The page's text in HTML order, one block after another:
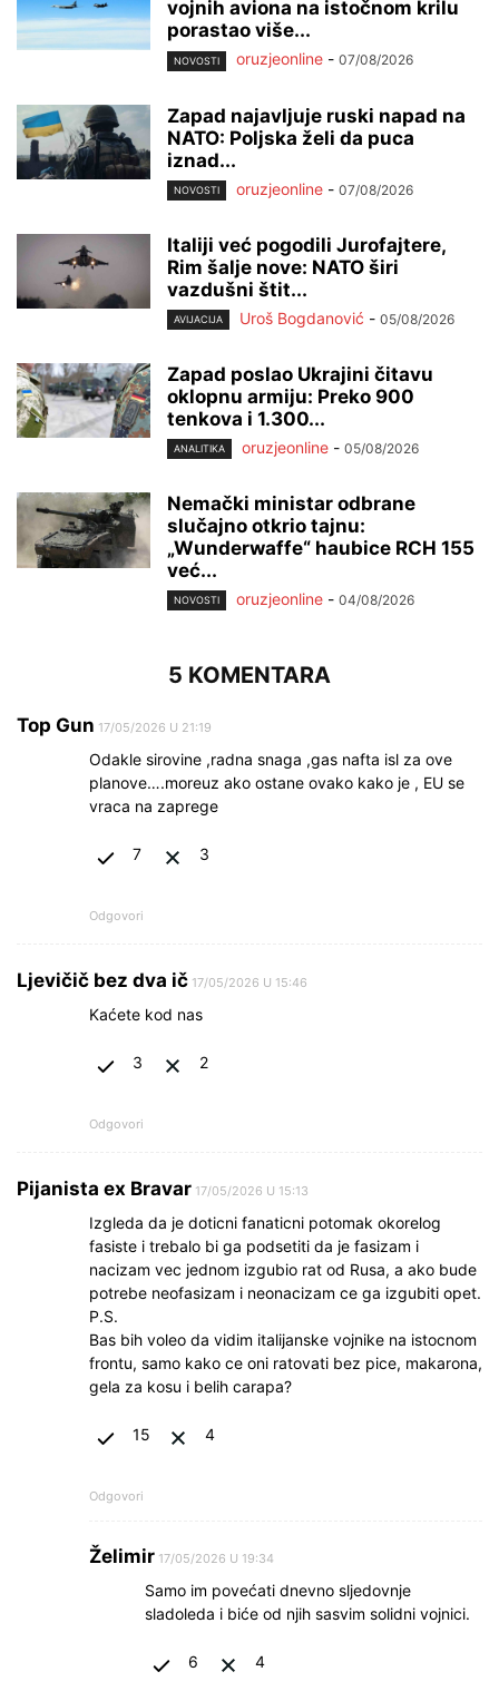
vojnih aviona na istočnom krilu
porastao više...
NOVOSTI oruzjeonline - 07/08/2026
Zapad najavljuje ruski napad na
NATO: Poljska želi da puca
iznad...
NOVOSTI oruzjeonline - 07/08/2026
Italiji već pogodili Jurofajtere,
Rim šalje nove: NATO širi
vazdušni štit...
AVIJACIJA Uroš Bogdanović - 05/08/2026
Zapad poslao Ukrajini čitavu
oklopnu armiju: Preko 900
tenkova i 1.300...
ANALITIKA oruzjeonline - 05/08/2026
Nemački ministar odbrane
slučajno otkrio tajnu:
„Wunderwaffe“ haubice RCH 155
već...
NOVOSTI oruzjeonline - 04/08/2026
5 KOMENTARA
Top Gun 17/05/2026 U 21:19
Odakle sirovine ,radna snaga ,gas nafta isl za ove
planove….moreuz ako ostane ovako kako je , EU se
vraca na zaprege
7 3
Odgovori
Ljevičič bez dva ič 17/05/2026 U 15:46
Kaćete kod nas
3 2
Odgovori
Pijanista ex Bravar 17/05/2026 U 15:13
Izgleda da je doticni fanaticni potomak okorelog
fasiste i trebalo bi ga podsetiti da je fasizam i
nacizam vec jednom izgubio rat od Rusa, a ako bude
potrebe neofasizam i neonacizam ce ga izgubiti opet.
P.S.
Bas bih voleo da vidim italijanske vojnike na istocnom
frontu, samo kako ce oni ratovati bez pice, makarona,
gela za kosu i belih carapa?
15 4
Odgovori
Želimir 17/05/2026 U 19:34
Samo im povećati dnevno sljedovnje
sladoleda i biće od njih sasvim solidni vojnici.
6 4